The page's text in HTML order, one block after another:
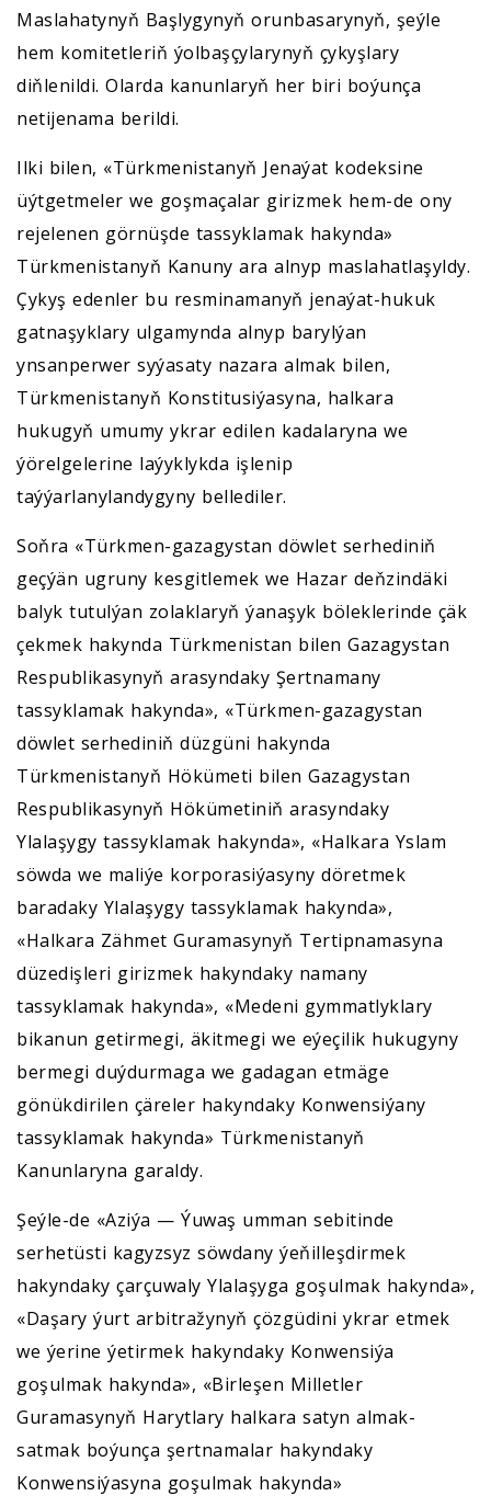
Maslahatynyň Başlygynyň orunbasarynyň, şeýle
hem komitetleriň ýolbaşçylarynyň çykyşlary
diňlenildi. Olarda kanunlaryň her biri boýunça
netijenama berildi.
Ilki bilen, «Türkmenistanyň Jenaýat kodeksine
üýtgetmeler we goşmaçalar girizmek hem-de ony
rejelenen görnüşde tassyklamak hakynda»
Türkmenistanyň Kanuny ara alnyp maslahatlaşyldy.
Çykyş edenler bu resminamanyň jenaýat-hukuk
gatnaşyklary ulgamynda alnyp barylýan
ynsanperwer syýasaty nazara almak bilen,
Türkmenistanyň Konstitusiýasyna, halkara
hukugyň umumy ykrar edilen kadalaryna we
ýörelgelerine laýyklykda işlenip
taýýarlanylandygyny bellediler.
Soňra «Türkmen-gazagystan döwlet serhediniň
geçýän ugruny kesgitlemek we Hazar deňzindäki
balyk tutulýan zolaklaryň ýanaşyk böleklerinde çäk
çekmek hakynda Türkmenistan bilen Gazagystan
Respublikasynyň arasyndaky Şertnamany
tassyklamak hakynda», «Türkmen-gazagystan
döwlet serhediniň düzgüni hakynda
Türkmenistanyň Hökümeti bilen Gazagystan
Respublikasynyň Hökümetiniň arasyndaky
Ylalaşygy tassyklamak hakynda», «Halkara Yslam
söwda we maliýe korporasiýasyny döretmek
baradaky Ylalaşygy tassyklamak hakynda»,
«Halkara Zähmet Guramasynyň Tertipnamasyna
düzedişleri girizmek hakyndaky namany
tassyklamak hakynda», «Medeni gymmatlyklary
bikanun getirmegi, äkitmegi we eýeçilik hukugyny
bermegi duýdurmaga we gadagan etmäge
gönükdirilen çäreler hakyndaky Konwensiýany
tassyklamak hakynda» Türkmenistanyň
Kanunlaryna garaldy.
Şeýle-de «Aziýa — Ýuwaş umman sebitinde
serhetüsti kagyzsyz söwdany ýeňilleşdirmek
hakyndaky çarçuwaly Ylalaşyga goşulmak hakynda»,
«Daşary ýurt arbitražynyň çözgüdini ykrar etmek
we ýerine ýetirmek hakyndaky Konwensiýa
goşulmak hakynda», «Birleşen Milletler
Guramasynyň Harytlary halkara satyn almak-
satmak boýunça şertnamalar hakyndaky
Konwensiýasyna goşulmak hakynda»